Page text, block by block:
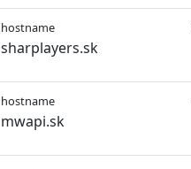
hostname
sharplayers.sk
hostname
mwapi.sk